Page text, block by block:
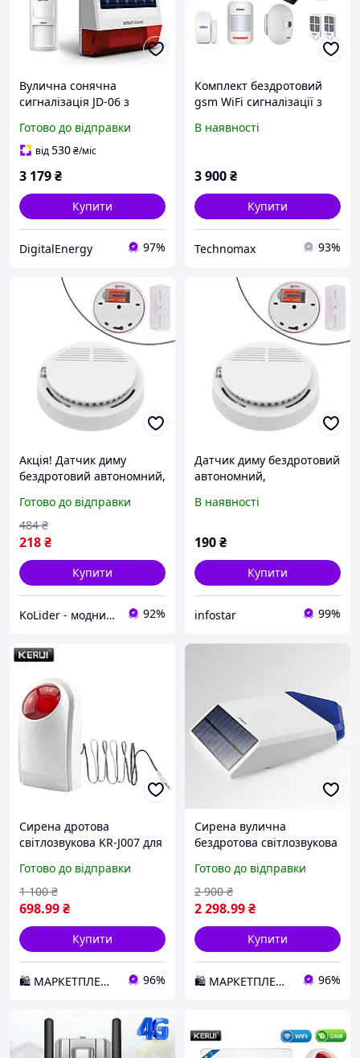
Вулична сонячна
сигналізація JD-06 з
світлозвукова сирена, без
дротів
Готово до відправки
від530₴/міс
3 179₴
Купити
DigitalEnergy 97%
Комплект бездротовий
gsm WiFi сигналізації з
та світлозвуковою
В наявності
3 900₴
Купити
Technomax 93%
Акція! Датчик диму
бездротовий автономний,
сигналізація 85дБ - За
кращою ціною!
Готово до відправки
218₴
484 ₴
Купити
KoLider - модний магазин 92%
Датчик диму бездротовий
автономний,
сигналізація 85дБ
В наявності
190₴
Купити
infostar 99%
Сирена дротова
світлозвукова KR-J007 для
(JFDJHDJF78FDJ) D1-2026
Готово до відправки
698.99₴
1 100 ₴
Купити
🛍️ МАРКЕТПЛЕЙС DMD 96%
Сирена вулична
бездротова світлозвукова
батареї для GSM
сигналізації
(JHSDKK7HDJG) D1-2026
Готово до відправки
2 298.99₴
2 900 ₴
Купити
🛍️ МАРКЕТПЛЕЙС DMD 96%